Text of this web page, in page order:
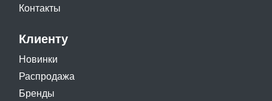
Контакты
Клиенту
Новинки
Распродажа
Бренды